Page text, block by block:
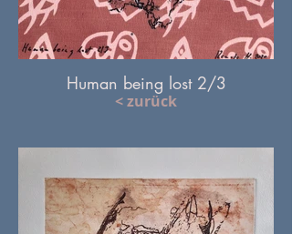
Human being lost 2/3
< zurück